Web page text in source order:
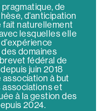
de
d’anticipation
fait naturellement
lesquelles elle
domaines
fédéral de
juin 2018
association à but
associations et
à la gestion des
2024.